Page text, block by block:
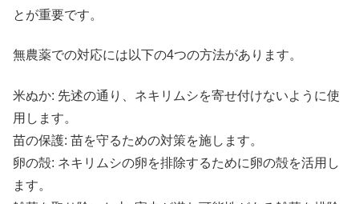
とが重要です。
無農薬での対応には以下の4つの方法があります。
米ぬか: 先述の通り、ネキリムシを寄せ付けないように使
用します。
苗の保護: 苗を守るための対策を施します。
卵の殻: ネキリムシの卵を排除するために卵の殻を活用し
ます。